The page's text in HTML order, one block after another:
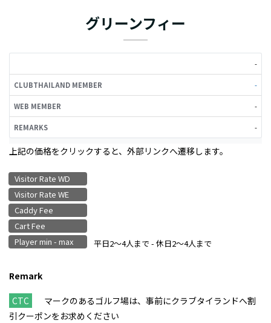
グリーンフィー
MEMBER
REMARKS
-
-
-
-
上記の価格をクリックすると、外部リンクへ遷移します。
Visitor Rate WD
Visitor Rate WE
Caddy Fee
Cart Fee
Player min - max
平日2〜4人まで - 休日2〜4人まで
Remark
CTC
マークのあるゴルフ場は、事前にクラブタイランドへ割
引クーポンをお求めください